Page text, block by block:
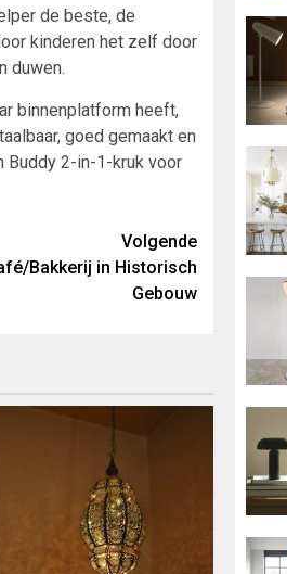
de beste, de
kinderen het zelf door
duwen.
binnenplatform heeft,
goed gemaakt en
Buddy 2-in-1-kruk voor
Volgende
Bakkerij in Historisch
Gebouw